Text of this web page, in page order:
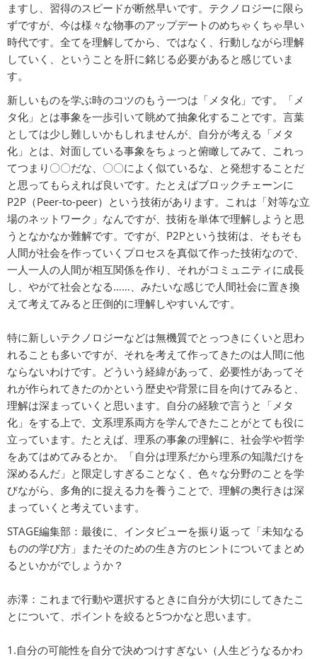
ますし、習得のスピードが断然早いです。テクノロジーに限ら
ずですが、今は様々な物事のアップデートのめちゃくちゃ早い
時代です。全てを理解してから、ではなく、行動しながら理解
していく、ということを肝に銘じる必要があると感じていま
す。
新しいものを学ぶ時のコツのもう一つは「メタ化」です。「メ
タ化」とは事象を一歩引いて眺めて抽象化することです。言葉
としては少し難しいかもしれませんが、自分が考える「メタ
化」とは、対面している事象をちょっと俯瞰してみて、これっ
てつまり〇〇だな、〇〇によく似ているな、と発想することだ
と思ってもらえれば良いです。たとえばブロックチェーンに
P2P（Peer-to-peer）という技術があります。これは「対等な立
場のネットワーク」なんですが、技術を単体で理解しようと思
うとなかなか難解です。ですが、P2Pという技術は、そもそも
人間が社会を作っていくプロセスを真似て作った技術なので、
一人一人の人間が相互関係を作り、それがコミュニティに成長
し、やがて社会となる……、みたいな感じで人間社会に置き換
えて考えてみると圧倒的に理解しやすいんです。
特に新しいテクノロジーなどは無機質でとっつきにくいと思わ
れることも多いですが、それを考えて作ってきたのは人間に他
ならないわけです。どういう経緯があって、必要性があってそ
れが作られてきたのかという歴史や背景に目を向けてみると、
理解は深まっていくと思います。自分の経験で言うと「メタ
化」をする上で、文系理系両方を学んできたことがとても役に
立っています。たとえば、理系の事象の理解に、社会学や哲学
をあてはめてみるとか。「自分は理系だから理系の知識だけを
深めるんだ」と限定しすぎることなく、色々な分野のことを学
びながら、多角的に捉える力を養うことで、理解の奥行きは深
まっていくと考えています。
STAGE編集部：最後に、インタビューを振り返って「未知なる
ものの学び方」またそのための生き方のヒントについてまとめ
るといかがでしょうか？
赤澤：これまで行動や選択するときに自分が大切にしてきたこ
とについて、ポイントを絞ると5つかなと思います。
1.自分の可能性を自分で決めつけすぎない（人生どうなるかわ